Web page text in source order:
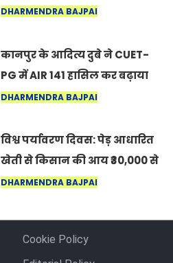
नागपुर में दिखा ऐसा नज़ारा कि
कर सकते हैं”
DHARMENDRA BAJPAI
कानपुर के आदित्य दुबे ने CUET-
PG में AIR 141 हासिल कर बढ़ाया
शहर का मान
DHARMENDRA BAJPAI
विश्व पर्यावरण दिवस: पेड़ आधारित
खेती से किसान की आय ₹30,000 से
बढ़कर ₹3 लाख प्रति एकड़ हुई
DHARMENDRA BAJPAI
Cookie Policy